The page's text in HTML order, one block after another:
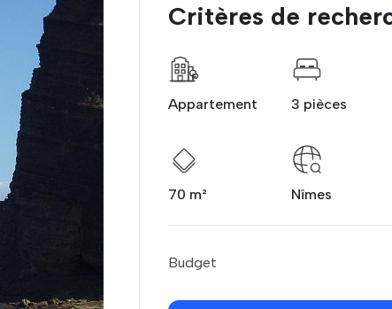
Critères de
Appartement 3 pièces
70 m² Nîmes
Budget